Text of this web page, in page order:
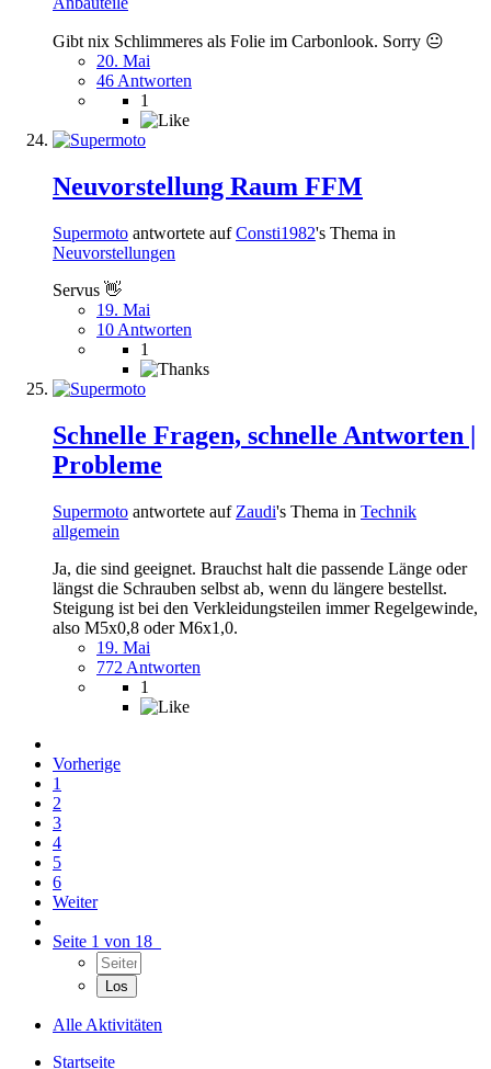
Gibt nix Schlimmeres als Folie im Carbonlook. Sorry 😐
20. Mai
46 Antworten
1
Neuvorstellung Raum FFM
Supermoto antwortete aufConsti1982's Thema in
Neuvorstellungen
Servus 👋
19. Mai
10 Antworten
1
Schnelle Fragen, schnelle Antworten |
Probleme
Supermoto antwortete auf Zaudi's Thema in Technik
allgemein
Ja, die sind geeignet. Brauchst halt die passende Länge oder
längst die Schrauben selbst ab, wenn du längere bestellst.
Steigung ist bei den Verkleidungsteilen immer Regelgewinde,
also M5x0,8 oder M6x1,0.
19. Mai
772 Antworten
1
Vorherige
1
2
3
4
5
6
Weiter
Seite 1 von 18
Alle Aktivitäten
Startseite